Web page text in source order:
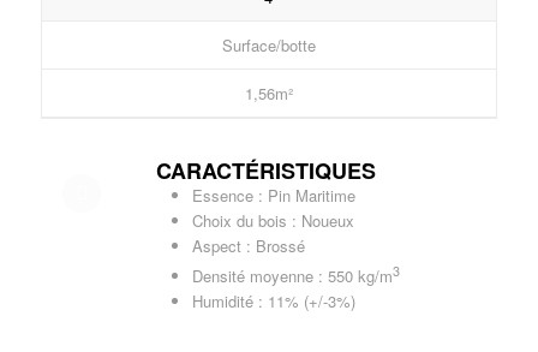
Surface/botte
1,56m²
CARACTÉRISTIQUES
Essence : Pin Maritime
Choix du bois : Noueux
Aspect : Brossé
Densité moyenne : 550 kg/m3
Humidité : 11% (+/-3%)